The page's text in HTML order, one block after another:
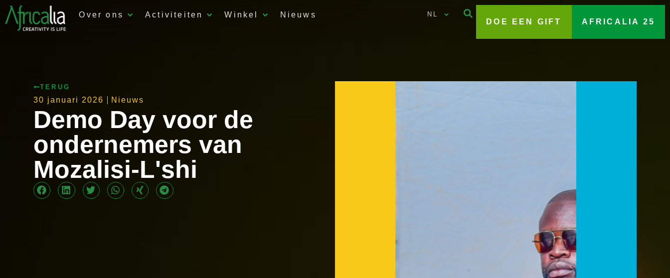
Over ons Activiteiten Winkel Nieuws NL
DOE EEN GIFT AFRICALIA 25
TERUG
30 januari 2026 Nieuws
Demo Day voor de
ondernemers van
Mozalisi-L'shi